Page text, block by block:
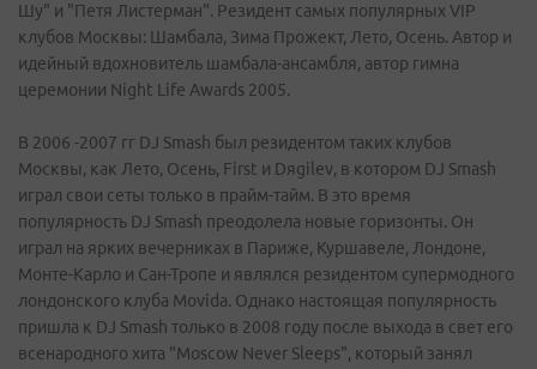
Шу" и "Петя Листерман". Резидент самых популярных VIP
клубов Москвы: Шамбала, Зима Прожект, Лето, Осень. Автор и
идейный вдохновитель шамбала-ансамбля, автор гимна
церемонии Night Life Awards 2005.
В 2006 -2007 гг DJ Smash был резидентом таких клубов
Москвы, как Лето, Осень, First и Dяgilev, в котором DJ Smash
играл свои сеты только в прайм-тайм. В это время
популярность DJ Smash преодолела новые горизонты. Он
играл на ярких вечерниках в Париже, Куршавеле, Лондоне,
Монте-Карло и Сан-Тропе и являлся резидентом супермодного
лондонского клуба Movida. Однако настоящая популярность
пришла к DJ Smash только в 2008 году после выхода в свет его
всенародного хита "Moscow Never Sleeps", который занял